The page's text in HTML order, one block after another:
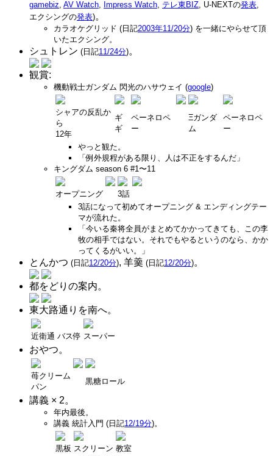
gamebiz, AV Watch, Impress Watch, テレ東BIZ, U-NEXTの発表,
エクシングの発表)。
カラオケグリッド (日記2003年11/20分) を一緒にやらせて頂
いたエクシング。
シュトレン (日記11/24分)。
観賞:
機動戦士ガンダム 閃光のハサウェイ (google)
シャアの反乱か
ら
12年
ギ
ギ
ペーネロペ
ー
Ξガンダ
ム
ペーネロペ
ー
やっと観た。
「例外規程がある限り、人は不正をするんだ」
キングダム season 6 #1〜11
オープニング
3話
3話になって初めてオープニング & エンディングテー
マが流れた。
「今いる秦将全員がまとめてかかってきても、この李
牧の相手ではない。それでもやるというのなら、かか
ってくるがいい。」
とんかつ (日記12/20分), 羊羹 (日記12/20分)。
都をどりの案内。
東大路通りを南へ。
近衛通 バス停 スーパー
おやつ。
苺クリーム
パン
黒糖ロール
講義 × 2。
年内最後。
講義 統計入門 (日記12/19分)。
黒板 スクリーン 教室